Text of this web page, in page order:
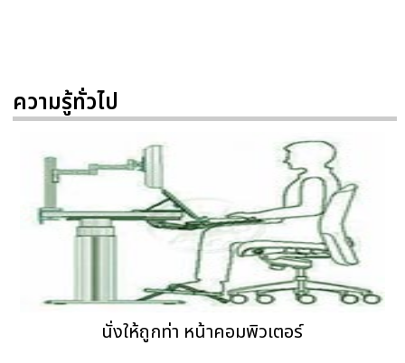
ความรู้ทั่วไป
นั่งให้ถูกท่า หน้าคอมพิวเตอร์